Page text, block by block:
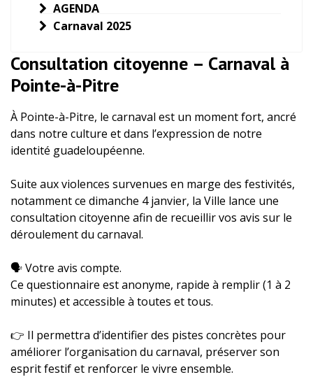
AGENDA
Carnaval 2025
Consultation citoyenne – Carnaval à
Pointe-à-Pitre
À Pointe-à-Pitre, le carnaval est un moment fort, ancré
dans notre culture et dans l’expression de notre
identité guadeloupéenne.
Suite aux violences survenues en marge des festivités,
notamment ce dimanche 4 janvier, la Ville lance une
consultation citoyenne afin de recueillir vos avis sur le
déroulement du carnaval.
🗣️ Votre avis compte.
Ce questionnaire est anonyme, rapide à remplir (1 à 2
minutes) et accessible à toutes et tous.
👉 Il permettra d’identifier des pistes concrètes pour
améliorer l’organisation du carnaval, préserver son
esprit festif et renforcer le vivre ensemble.